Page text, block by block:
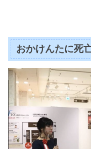
おかけんたに死